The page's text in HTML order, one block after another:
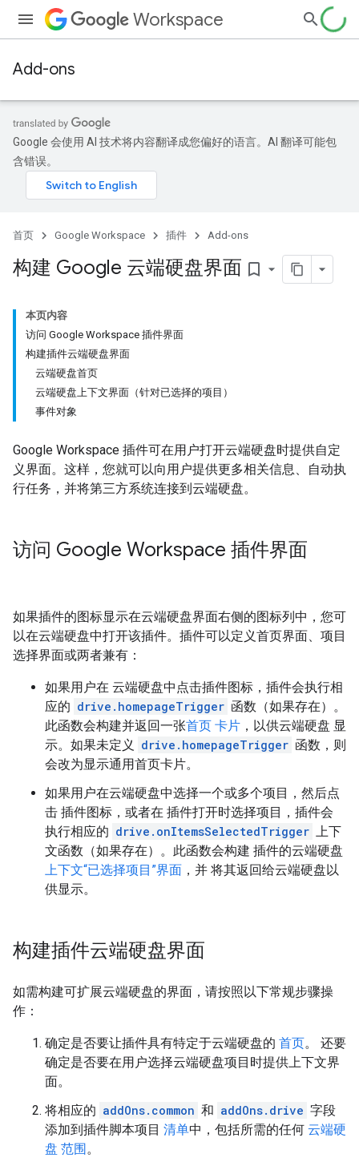
Workspace
Add-ons
Google 会使用 AI 技术将内容翻译成您偏好的语言。AI 翻译可能包
含错误。
首页 Google Workspace 插件 Add-ons
构建 Google 云端硬盘界面 bookmark_border
本页内容
访问 Google Workspace 插件界面
构建插件云端硬盘界面
云端硬盘首页
云端硬盘上下文界面（针对已选择的项目）
事件对象
Google Workspace 插件可在用户打开云端硬盘时提供自定
义界面。这样，您就可以向用户提供更多相关信息、自动执
行任务，并将第三方系统连接到云端硬盘。
访问 Google Workspace 插件界面
如果插件的图标显示在云端硬盘界面右侧的图标列中，您可
以在云端硬盘中打开该插件。插件可以定义首页界面、项目
选择界面或两者兼有：
如果用户在 云端硬盘中点击插件图标，插件会执行相
应的 drive.homepageTrigger 函数（如果存在）。
此函数会构建并返回一张首页 卡片 ，以供云端硬盘 显
示。如果未定义
drive.homepageTrigger 函数，则
会改为显示通用首页卡片。
如果用户在云端硬盘中选择一个或多个项目，然后点
击 插件图标，或者在 插件打开时选择项目，插件会
执行相应的 drive.onItemsSelectedTrigger 上下
文函数（如果存在）。此函数会构建 插件的云端硬盘
上下文“已选择项目”界面 ，并 将其返回给云端硬盘以
供显示。
构建插件云端硬盘界面
如需构建可扩展云端硬盘的界面，请按照以下常规步骤操
作：
确定是否要让插件具有特定于云端硬盘的 首页。 还要
确定是否要在用户选择云端硬盘项目时提供上下文界
面。
将相应的 addOns.common 和 addOns.drive 字段
添加到插件脚本项目 清单中，包括所需的任何 云端硬
盘 范围。